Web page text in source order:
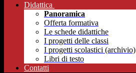
Didattica
Panoramica
Offerta formativa
Le schede didattiche
I progetti delle classi
I progetti scolastici (archivio)
Libri di testo
Contatti